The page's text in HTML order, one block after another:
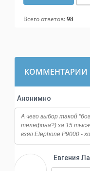
Всего ответов:98
КОММЕНТАРИИ
Анонимно
А чего выбор такой
телефона?) за 15
взял Elephone P9000 -
работает ничуть не
отличается от всех
дизайну, смотрится
Евгения